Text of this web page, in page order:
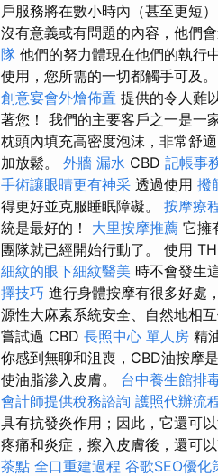
戶服務將在數小時內（甚至更短
沒有意義或有問題的內容，他們
隊 他們的努力體現在他們的執行
使用，您所需的一切都觸手可及。
創意宴會外燴佈置 提供的令人難
著您！ 我們的主要客戶之一是一
枕頭內填充高密度泡沫，非常舒
加放鬆。 外牆 漏水 CBD 記帳事
手術讓眼睛更有神采 透過使用 撥
得更好並克服睡眠障礙。 按摩療
統是最好的！ 大里按摩推薦 它擁
團隊就已經開始行動了。 使用
細紋的眼下細紋醫美 時不會發生
擇技巧 進行身體按摩有很多好處
源性大麻素系統安全、自然地相
嘗試過 CBD 長照中心 單人房 精
你感到無聊和沮喪，CBD油按摩
使油脂滲入皮膚。 台中養生館排
會計師提供稅務諮詢 護照代辦流
具有抗發炎作用；因此，它還可
疼痛和炎症，擦入皮膚後，還可
茶點 全口重建過程 谷歌SEO優化